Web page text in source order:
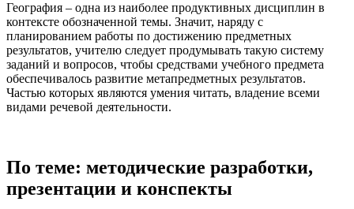
География – одна из наиболее продуктивных дисциплин в
контексте обозначенной темы. Значит, наряду с
планированием работы по достижению предметных
результатов, учителю следует продумывать такую систему
заданий и вопросов, чтобы средствами учебного предмета
обеспечивалось развитие метапредметных результатов.
Частью которых являются умения читать, владение всеми
видами речевой деятельности.
По теме: методические разработки,
презентации и конспекты